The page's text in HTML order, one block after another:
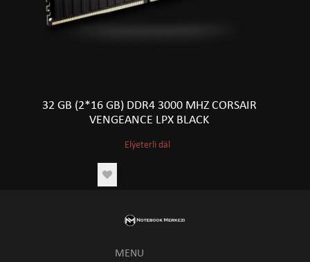
32 GB (2*16 GB) DDR4 3000 MHZ CORSAIR
VENGEANCE LPX BLACK
Elýeterli däl
MENU